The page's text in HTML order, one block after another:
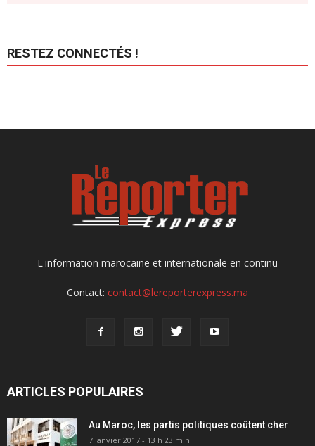
RESTEZ CONNECTÉS !
L'information marocaine et internationale en continu
Contact: contact@lereporterexpress.ma
ARTICLES POPULAIRES
Au Maroc, les partis politiques coûtent cher
7 janvier 2017 - 13 h 23 min